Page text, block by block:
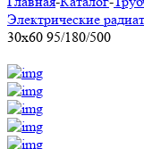
Электрические
30х60 95/180/500